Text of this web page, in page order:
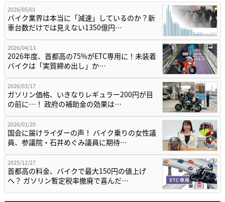
2026/05/01
バイク業界は本当に「減速」しているのか？新
車台数だけでは見えない1350億円…
2026/04/13
2026年度、首都高の75%がETC専用に！未装着
バイクは「実質締め出し」か…
2026/03/17
ガソリン価格、いきなりレギュラー200円が目
の前に…！ 政府の補助金の効果は…
2026/01/20
国会に届けライダーの声！ バイク乗りの女性議
員、参議院・石井めぐみ議員に期待…
2025/12/27
首都高の料金、バイクで最大150円の値上げ
へ？ ガソリン暫定税率撤廃で喜んだ…